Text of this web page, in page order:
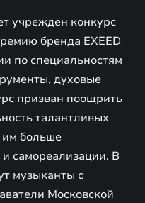
учрежден конкурс
бренда EXEED
по специальностям
духовые
призван поощрить
талантливых
им больше
самореализации. В
музыканты с
Московской